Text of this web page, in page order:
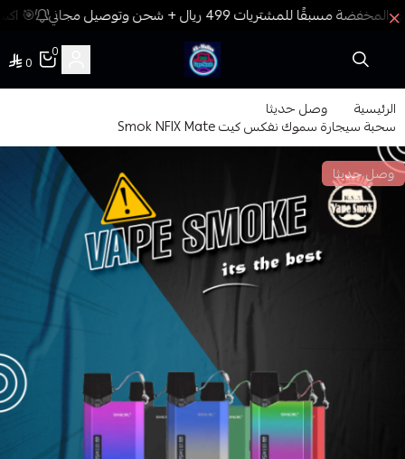
🎯
فيب المدينة
0
0
الرئيسية وصل حديثا
سحبة سيجارة سموك نفكس كيت Smok NFIX Mate
وصل حديثا